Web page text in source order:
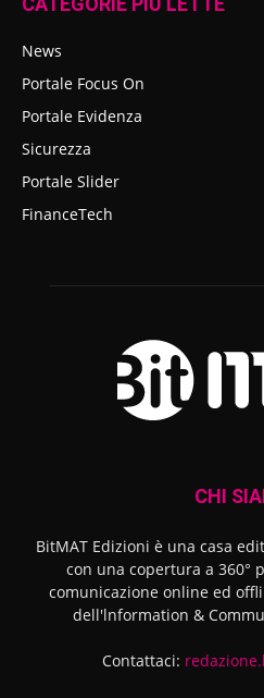
News
Portale Focus On
Portale Evidenza
Sicurezza
Portale Slider
FinanceTech
CHI
BitMAT Edizioni è una casa
con una copertura a 360°
comunicazione online ed
dell'lnformation &
Contattaci: